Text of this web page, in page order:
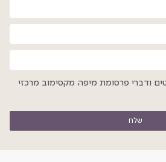
ודברי פרסומת מיפה מקסימוב מרכזי
שלח